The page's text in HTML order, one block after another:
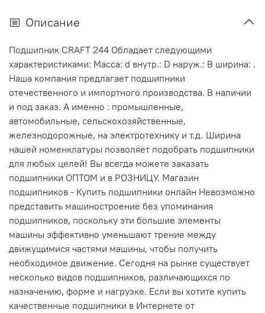
Описание
Подшипник CRAFT 244 Обладает следующими
характеристиками: Масса: d внутр.: D наруж.: В ширина: .
Наша компания предлагает подшипники
отечественного и импортного производства. В наличии
и под заказ. А именно : промышленные,
автомобильные, сельскохозяйственные,
железнодорожные, на электротехнику и т.д. Ширина
нашей номенклатуры позволяет подобрать подшипники
для любых целей! Вы всегда можете заказать
подшипники ОПТОМ и в РОЗНИЦУ. Магазин
подшипников - Купить подшипники онлайн Невозможно
представить машиностроение без упоминания
подшипников, поскольку эти большие элементы
машины эффективно уменьшают трение между
движущимися частями машины, чтобы получить
необходимое движение. Сегодня на рынке существует
несколько видов подшипников, различающихся по
назначению, форме и нагрузке. Если вы хотите купить
качественные подшипники в Интернете от